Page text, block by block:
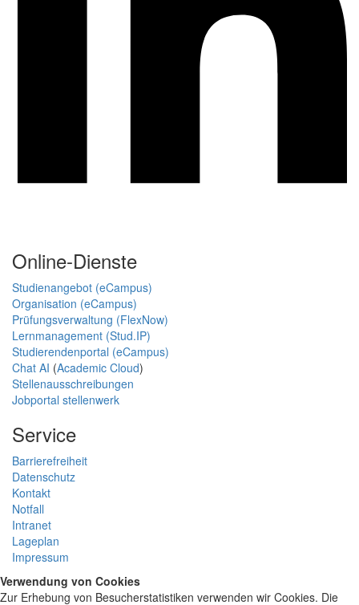
Online-Dienste
Studienangebot (eCampus)
Organisation (eCampus)
Prüfungsverwaltung (FlexNow)
Lernmanagement (Stud.IP)
Studierendenportal (eCampus)
Chat AI (Academic Cloud)
Stellenausschreibungen
Jobportal stellenwerk
Service
Barrierefreiheit
Datenschutz
Kontakt
Notfall
Intranet
Lageplan
Impressum
Verwendung von Cookies
Zur Erhebung von Besucherstatistiken verwenden wir Cookies. Die